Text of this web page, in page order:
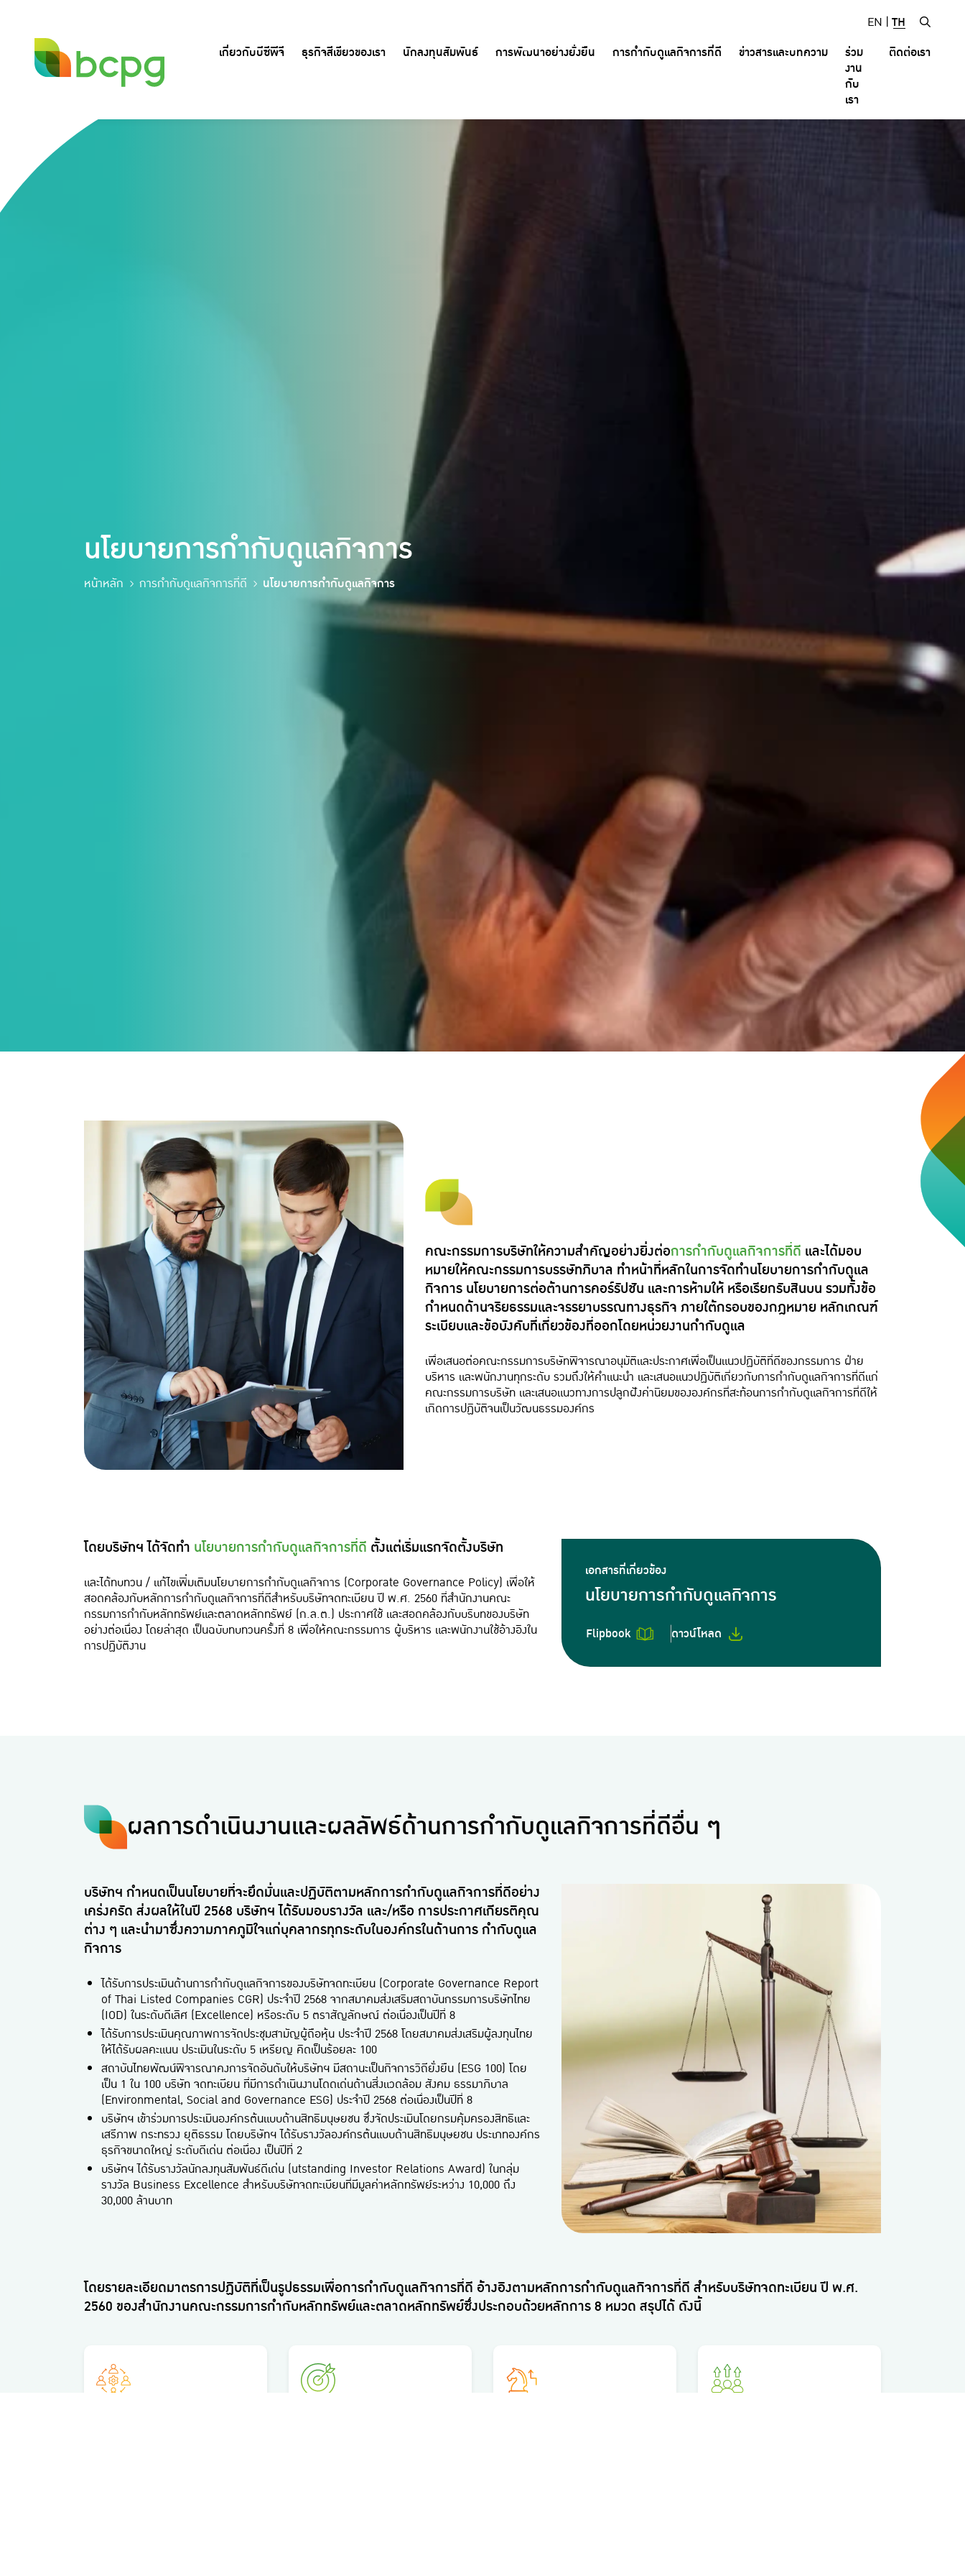
EN |TH
เกี่ยวกับบีซีพีจี
ธุรกิจสีเขียวของเรา นักลงทุนสัมพันธ์ การพัฒนาอย่างยั่งยืน การกำกับดูแลกิจการที่ดี ข่าวสารและบทความ
ร่วม
งาน
กับ
เรา
ติดต่อเรา
นโยบายการกำกับดูแลกิจการ
หน้าหลัก การกำกับดูแลกิจการที่ดี นโยบายการกำกับดูแลกิจการ
คณะกรรมการบริษัทให้ความสำคัญอย่างยิ่งต่อการกำกับดูแลกิจการที่ดี และได้มอบ
หมายให้คณะกรรมการบรรษัทภิบาล ทำหน้าที่หลักในการจัดทำนโยบายการกำกับดูแล
กิจการ นโยบายการต่อต้านการคอร์รัปชัน และการห้ามให้ หรือเรียกรับสินบน รวมทั้งข้อ
กำหนดด้านจริยธรรมและจรรยาบรรณทางธุรกิจ ภายใต้กรอบของกฎหมาย หลักเกณฑ์
ระเบียบและข้อบังคับที่เกี่ยวข้องที่ออกโดยหน่วยงานกำกับดูแล
เพื่อเสนอต่อคณะกรรมการบริษัทพิจารณาอนุมัติและประกาศเพื่อเป็นแนวปฏิบัติที่ดีของกรรมการ ฝ่าย
บริหาร และพนักงานทุกระดับ รวมถึงให้คำแนะนำ และเสนอแนวปฏิบัติเกี่ยวกับการกำกับดูแลกิจการที่ดีแก่
คณะกรรมการบริษัท และเสนอแนวทางการปลูกฝังค่านิยมขององค์กรที่สะท้อนการกำกับดูแลกิจการที่ดีให้
เกิดการปฏิบัติจนเป็นวัฒนธรรมองค์กร
โดยบริษัทฯ ได้จัดทำ นโยบายการกำกับดูแลกิจการที่ดี ตั้งแต่เริ่มแรกจัดตั้งบริษัท
และได้ทบทวน / แก้ไขเพิ่มเติมนโยบายการกำกับดูแลกิจการ (Corporate Governance Policy) เพื่อให้
สอดคล้องกับหลักการกำกับดูแลกิจการที่ดีสำหรับบริษัทจดทะเบียน ปี พ.ศ. 2560 ที่สำนักงานคณะ
กรรมการกำกับหลักทรัพย์และตลาดหลักทรัพย์ (ก.ล.ต.) ประกาศใช้ และสอดคล้องกับบริบทของบริษัท
อย่างต่อเนื่อง โดยล่าสุด เป็นฉบับทบทวนครั้งที่ 8 เพื่อให้คณะกรรมการ ผู้บริหาร และพนักงานใช้อ้างอิงใน
การปฏิบัติงาน
เอกสารที่เกี่ยวข้อง
นโยบายการกำกับดูแลกิจการ
Flipbook ดาวน์โหลด
ผลการดำเนินงานและผลลัพธ์ด้านการกำกับดูแลกิจการที่ดีอื่น ๆ
บริษัทฯ กำหนดเป็นนโยบายที่จะยึดมั่นและปฏิบัติตามหลักการกำกับดูแลกิจการที่ดีอย่าง
เคร่งครัด ส่งผลให้ในปี 2568 บริษัทฯ ได้รับมอบรางวัล และ/หรือ การประกาศเกียรติคุณ
ต่าง ๆ และนำมาซึ่งความภาคภูมิใจแก่บุคลากรทุกระดับในองค์กรในด้านการ กำกับดูแล
กิจการ
ได้รับการประเมินด้านการกำกับดูแลกิจการของบริษัทจดทะเบียน (Corporate Governance Report
of Thai Listed Companies CGR) ประจำปี 2568 จากสมาคมส่งเสริมสถาบันกรรมการบริษัทไทย
(IOD) ในระดับดีเลิศ (Excellence) หรือระดับ 5 ตราสัญลักษณ์ ต่อเนื่องเป็นปีที่ 8
ได้รับการประเมินคุณภาพการจัดประชุมสามัญผู้ถือหุ้น ประจำปี 2568 โดยสมาคมส่งเสริมผู้ลงทุนไทย
ให้ได้รับผลคะแนน ประเมินในระดับ 5 เหรียญ คิดเป็นร้อยละ 100
สถาบันไทยพัฒน์พิจารณาคงการจัดอันดับให้บริษัทฯ มีสถานะเป็นกิจการวิถียั่งยืน (ESG 100) โดย
เป็น 1 ใน 100 บริษัท จดทะเบียน ที่มีการดำเนินงานโดดเด่นด้านสิ่งแวดล้อม สังคม ธรรมาภิบาล
(Environmental, Social and Governance ESG) ประจำปี 2568 ต่อเนื่องเป็นปีที่ 8
บริษัทฯ เข้าร่วมการประเมินองค์กรต้นแบบด้านสิทธิมนุษยชน ซึ่งจัดประเมินโดยกรมคุ้มครองสิทธิและ
เสรีภาพ กระทรวง ยุติธรรม โดยบริษัทฯ ได้รับรางวัลองค์กรต้นแบบด้านสิทธิมนุษยชน ประเภทองค์กร
ธุรกิจขนาดใหญ่ ระดับดีเด่น ต่อเนื่อง เป็นปีที่ 2
บริษัทฯ ได้รับรางวัลนักลงทุนสัมพันธ์ดีเด่น (utstanding Investor Relations Award) ในกลุ่ม
รางวัล Business Excellence สำหรับบริษัทจดทะเบียนที่มีมูลค่าหลักทรัพย์ระหว่าง 10,000 ถึง
30,000 ล้านบาท
โดยรายละเอียดมาตรการปฏิบัติที่เป็นรูปธรรมเพื่อการกำกับดูแลกิจการที่ดี อ้างอิงตามหลักการกำกับดูแลกิจการที่ดี สำหรับบริษัทจดทะเบียน ปี พ.ศ.
2560 ของสำนักงานคณะกรรมการกำกับหลักทรัพย์และตลาดหลักทรัพย์ซึ่งประกอบด้วยหลักการ 8 หมวด สรุปได้ ดังนี้